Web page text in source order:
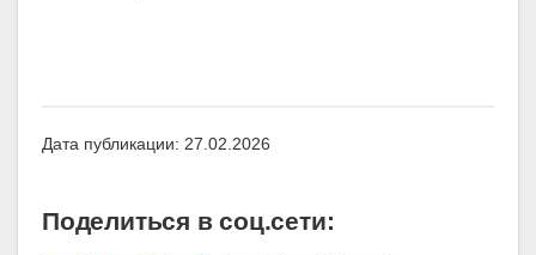
Дата публикации: 27.02.2026
Поделиться в соц.сети: